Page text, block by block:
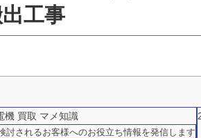
工事
機 買取 マメ知識
討されるお客様へのお役立ち情報を発信します